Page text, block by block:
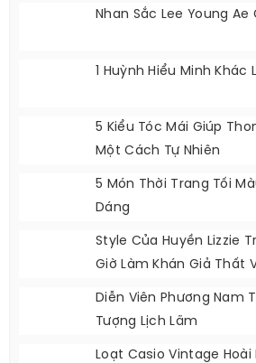
Nhan Sắc Lee Young Ae
1 Huỳnh Hiểu Minh Khác
5 Kiểu Tóc Mái Giúp
Một Cách Tự Nhiên
5 Món Thời Trang Tối
Dáng
Style Của Huyền Lizzie
Giờ Làm Khán Giả Thất
Diễn Viên Phương Nam
Tượng Lịch Lãm
Loạt Casio Vintage Hoài